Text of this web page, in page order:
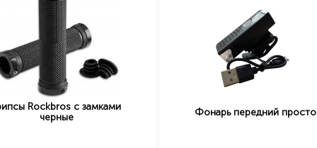
Rockbros с замками
черные
Фонарь передний